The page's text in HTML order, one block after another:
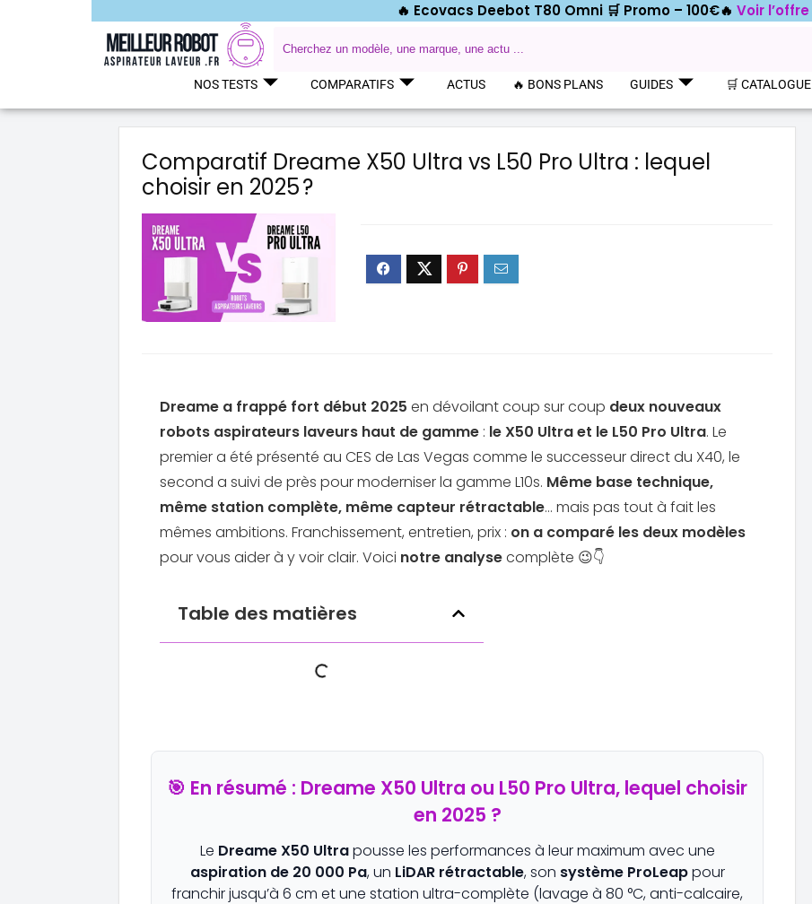
🔥 Ecovacs Deebot T80 Omni 🛒 Promo – 100€🔥 Voir l’offre
NOS TESTS COMPARATIFS ACTUS 🔥 BONS PLANS GUIDES 🛒 CATALOGUE
Comparatif Dreame X50 Ultra vs L50 Pro Ultra : lequel
choisir en 2025 ?
Dreame a frappé fort début 2025 en dévoilant coup sur coup deux nouveaux
robots aspirateurs laveurs haut de gamme : le X50 Ultra et le L50 Pro Ultra. Le
premier a été présenté au CES de Las Vegas comme le successeur direct du X40, le
second a suivi de près pour moderniser la gamme L10s. Même base technique,
même station complète, même capteur rétractable… mais pas tout à fait les
mêmes ambitions. Franchissement, entretien, prix : on a comparé les deux modèles
pour vous aider à y voir clair. Voici notre analysecomplète 😉👇
Table des matières
🎯 En résumé : Dreame X50 Ultra ou L50 Pro Ultra, lequel choisir
en 2025 ?
Le Dreame X50 Ultrapousse les performances à leur maximum avec une
aspiration de 20 000 Pa, un LiDAR rétractable, son système ProLeappour
franchir jusqu’à 6 cm et une station ultra-complète (lavage à 80 °C, anti-calcaire,
Acheter le Dreame Aqua10 Roller au
meilleur prix Dreame Aqua10 Rollerà partir
de ...